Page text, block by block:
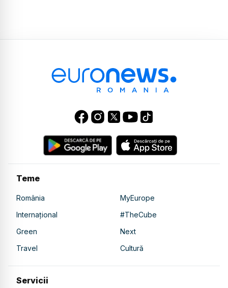
Teme
România
MyEurope
Internațional
#TheCube
Green
Next
Travel
Cultură
Servicii